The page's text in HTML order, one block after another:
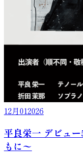
12月012026
平良栄一 デビュ
もに〜